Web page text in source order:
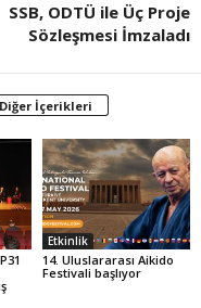
SSB, ODTÜ ile Üç Proje
Sözleşmesi İmzaladı
İçerikleri
Etkinlik
14. Uluslararası Aikido
Festivali başlıyor